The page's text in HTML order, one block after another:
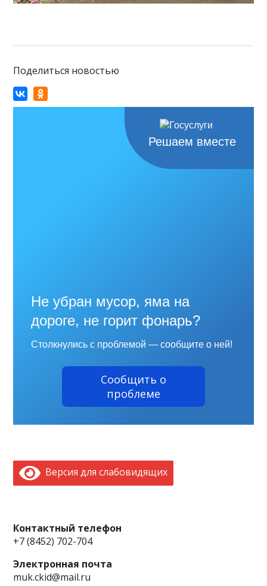
Поделиться новостью
Решаем вместе
Не убран мусор, яма на
дороге, не горит фонарь?
Столкнулись с проблемой — сообщите о ней!
Сообщить о
проблеме
Версия для слабовидящих
Контактный телефон
+7 (8452) 702-704
Электронная почта
muk.ckid@mail.ru